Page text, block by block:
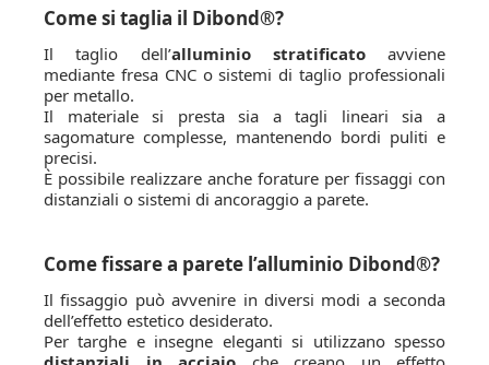
Come si taglia il Dibond®?
Il taglio dell’alluminio stratificatoavviene
mediante fresa CNC o sistemi di taglio professionali
per metallo.
Il materiale si presta sia a tagli lineari sia a
sagomature complesse, mantenendo bordi puliti e
precisi.
È possibile realizzare anche forature per fissaggi con
distanziali o sistemi di ancoraggio a parete.
Come fissare a parete l’alluminio Dibond®?
Il fissaggio può avvenire in diversi modi a seconda
dell’effetto estetico desiderato.
Per targhe e insegne eleganti si utilizzano spesso